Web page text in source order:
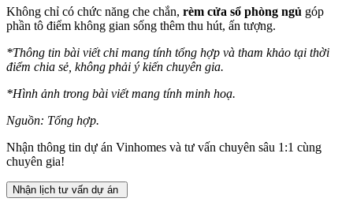
Không chỉ có chức năng che chắn, rèm cửa sổ phòng ngủ góp
phần tô điểm không gian sống thêm thu hút, ấn tượng.
*Thông tin bài viết chỉ mang tính tổng hợp và tham khảo tại thời
điểm chia sẻ, không phải ý kiến chuyên gia.
*Hình ảnh trong bài viết mang tính minh hoạ.
Nguồn: Tổng hợp.
Nhận thông tin dự án Vinhomes và tư vấn chuyên sâu 1:1 cùng
chuyên gia!
Nhận lịch tư vấn dự án